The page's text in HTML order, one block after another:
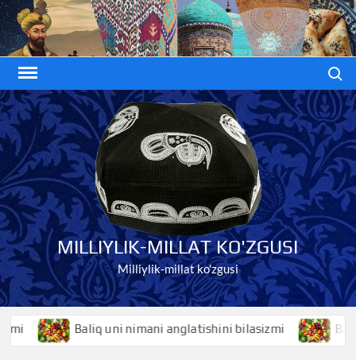
Skip
to
content
MILLIYLIK-MILLAT KO'ZGUSI
Milliylik-millat ko'zgusi
Baliq uni nimani anglatishini bilasizmi